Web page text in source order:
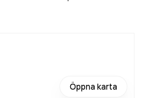
Öppna karta